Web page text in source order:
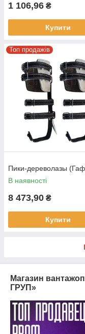
1 106,96 ₴
Купити
Топ продажів
Пики-дереволазы
В наявності
8 473,90 ₴
Купити
Магазин
ГРУП»